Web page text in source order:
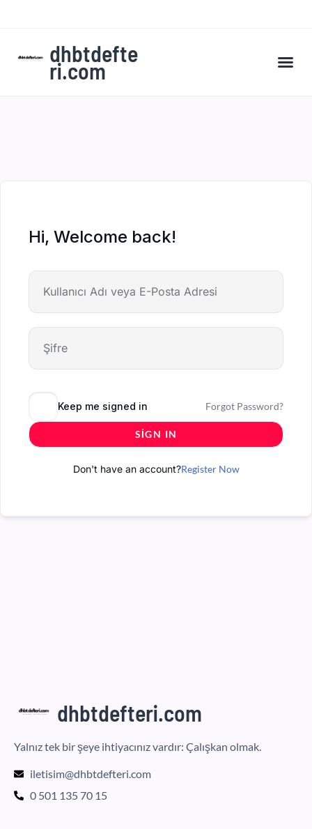
dhbtdefte
ri.com
Hi, Welcome back!
Keep me signed in Forgot Password?
SIGN IN
Don't have an account?Register Now
dhbtdefteri.com
Yalnız tek bir şeye ihtiyacınız vardır: Çalışkan olmak.
iletisim@dhbtdefteri.com
0 501 135 70 15